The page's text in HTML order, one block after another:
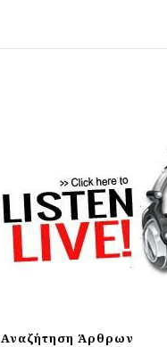
Αναζήτηση Άρθρων